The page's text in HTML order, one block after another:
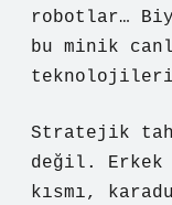
robotlar…
bu minik
Stratejik
değil.
kısmı,